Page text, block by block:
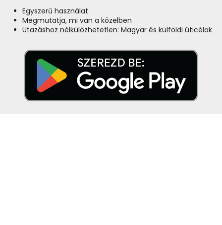
Egyszerű használat
Megmutatja, mi van a közelben
Utazáshoz nélkülözhetetlen: Magyar és külföldi úticélok